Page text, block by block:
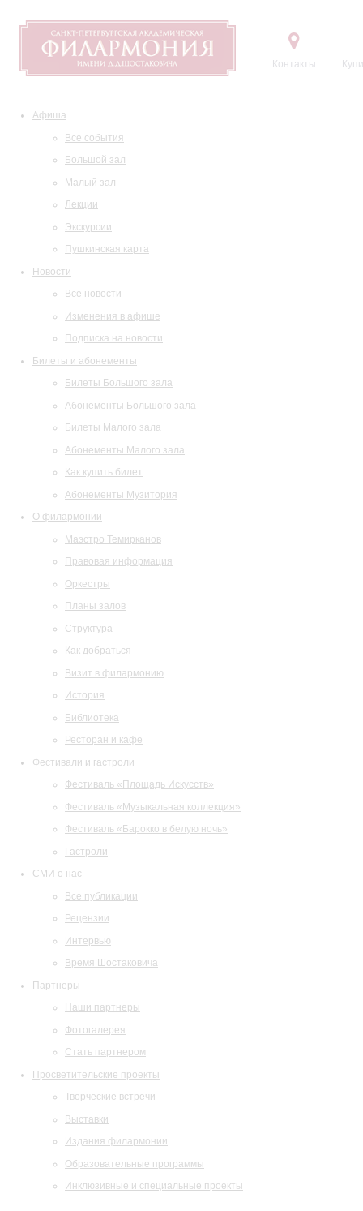
Контакты
Афиша
Все события
Большой зал
Малый зал
Лекции
Экскурсии
Пушкинская карта
Новости
Все новости
Изменения в афише
Подписка на новости
Билеты и абонементы
Билеты Большого зала
Абонементы Большого зала
Билеты Малого зала
Абонементы Малого зала
Как купить билет
Абонементы Музитория
О филармонии
Маэстро Темирканов
Правовая информация
Оркестры
Планы залов
Структура
Как добраться
Визит в филармонию
История
Библиотека
Ресторан и кафе
Фестивали и гастроли
Фестиваль «Площадь Искусств»
Фестиваль «Музыкальная коллекция»
Фестиваль «Барокко в белую ночь»
Гастроли
СМИ о нас
Все публикации
Рецензии
Интервью
Время Шостаковича
Партнеры
Наши партнеры
Фотогалерея
Стать партнером
Просветительские проекты
Творческие встречи
Выставки
Издания филармонии
Образовательные программы
Инклюзивные и специальные проекты